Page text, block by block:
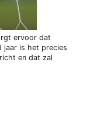
ervoor dat
jaar is het precies
en dat zal